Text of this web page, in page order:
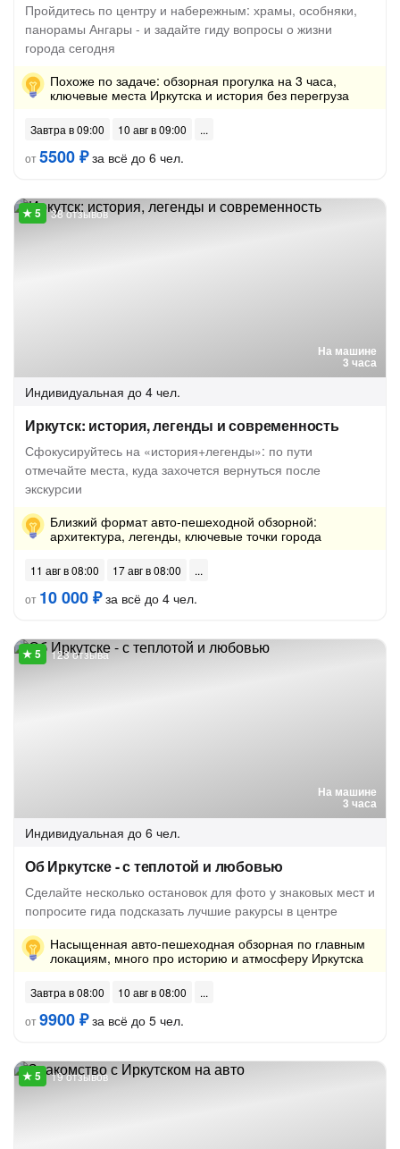
Пройдитесь по центру и набережным: храмы, особняки,
панорамы Ангары - и задайте гиду вопросы о жизни
города сегодня
Похоже по задаче: обзорная прогулка на 3 часа,
ключевые места Иркутска и история без перегруза
Завтра в 09:00
10 авг в 09:00
от5500 ₽за всё до 6 чел.
На машине
3 часа
38 отзывов
Индивидуальная до 4 чел.
Иркутск: история, легенды и современность
Сфокусируйтесь на «история+легенды»: по пути
отмечайте места, куда захочется вернуться после
экскурсии
Близкий формат авто-пешеходной обзорной:
архитектура, легенды, ключевые точки города
11 авг в 08:00
17 авг в 08:00
от 10 000 ₽за всё до 4 чел.
На машине
3 часа
123 отзыва
Индивидуальная до 6 чел.
Об Иркутске - с теплотой и любовью
Сделайте несколько остановок для фото у знаковых мест и
попросите гида подсказать лучшие ракурсы в центре
Насыщенная авто-пешеходная обзорная по главным
локациям, много про историю и атмосферу Иркутска
Завтра в 08:00
10 авг в 08:00
от9900 ₽за всё до 5 чел.
19 отзывов